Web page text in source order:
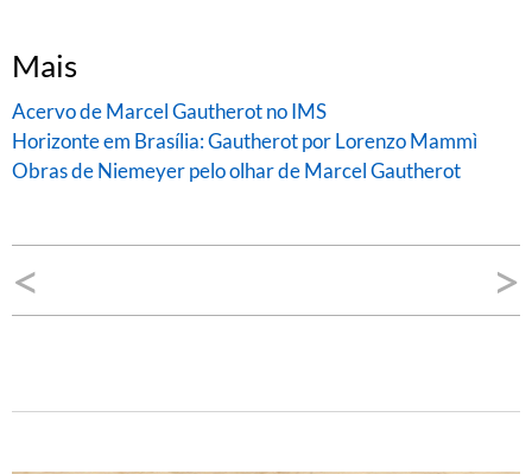
Mais
Acervo de Marcel Gautherot no IMS
Horizonte em Brasília: Gautherot por Lorenzo Mammì
Obras de Niemeyer pelo olhar de Marcel Gautherot
Navegação
de
< >